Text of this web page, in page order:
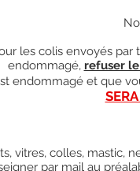
les colis envoyés par
endommagé, refuser
endommagé et que
vitres, colles,
par mail au